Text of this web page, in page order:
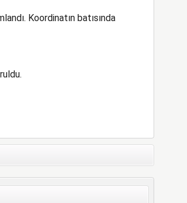
Koordinatın batısında